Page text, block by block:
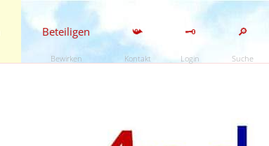
Beteiligen
Bewirken
📯
Kontakt
🗝️
Login
🔎
Suche